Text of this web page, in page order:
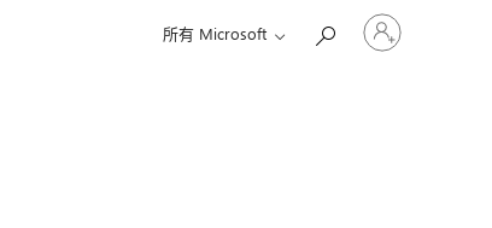
所有 Microsoft
登
入